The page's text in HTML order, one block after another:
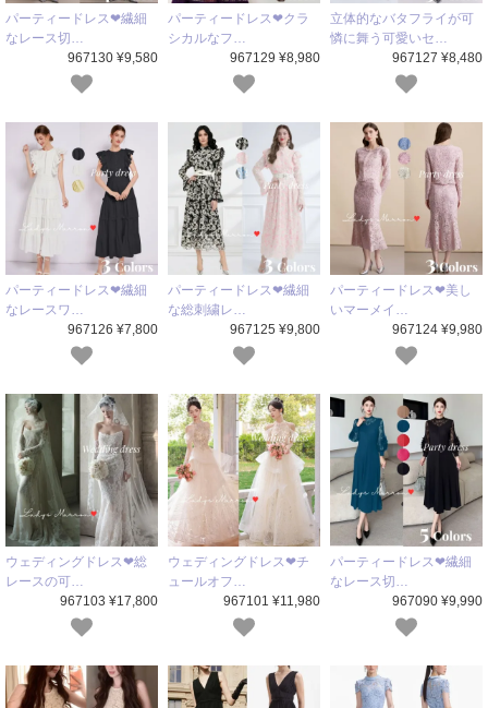
パーティードレス❤繊細
なレース切…
967130 ¥9,580
パーティードレス❤クラ
シカルなフ…
967129 ¥8,980
立体的なバタフライが可
憐に舞う可愛いセ…
967127 ¥8,480
パーティードレス❤繊細
なレースワ…
967126 ¥7,800
パーティードレス❤繊細
な総刺繍レ…
967125 ¥9,800
パーティードレス❤美し
いマーメイ…
967124 ¥9,980
ウェディングドレス❤総
レースの可…
967103 ¥17,800
ウェディングドレス❤チ
ュールオフ…
967101 ¥11,980
パーティードレス❤繊細
なレース切…
967090 ¥9,990